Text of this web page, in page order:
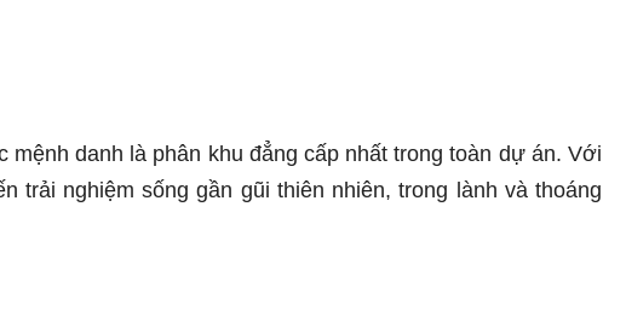
danh là phân khu đẳng cấp nhất trong toàn dự án. Với
nghiệm sống gần gũi thiên nhiên, trong lành và thoáng